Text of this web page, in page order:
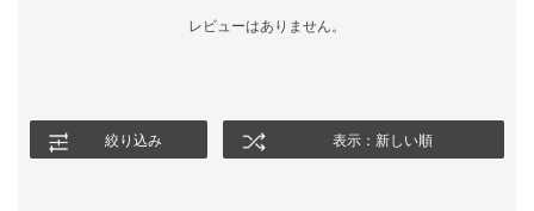
レビューはありません。
絞り込み 表示：新しい順